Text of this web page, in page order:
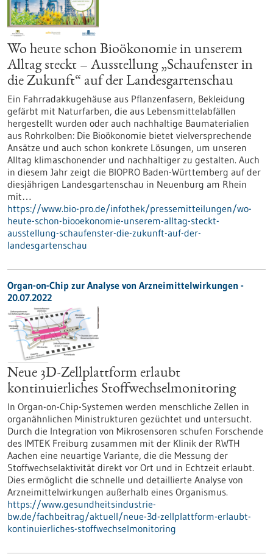
Wo heute schon Bioökonomie in unserem
Alltag steckt – Ausstellung „Schaufenster in
die Zukunft“ auf der Landesgartenschau
Ein Fahrradakkugehäuse aus Pflanzenfasern, Bekleidung
gefärbt mit Naturfarben, die aus Lebensmittelabfällen
hergestellt wurden oder auch nachhaltige Baumaterialien
aus Rohrkolben: Die Bioökonomie bietet vielversprechende
Ansätze und auch schon konkrete Lösungen, um unseren
Alltag klimaschonender und nachhaltiger zu gestalten. Auch
in diesem Jahr zeigt die BIOPRO Baden-Württemberg auf der
diesjährigen Landesgartenschau in Neuenburg am Rhein
mit…
https://www.bio-pro.de/infothek/pressemitteilungen/wo-
heute-schon-biooekonomie-unserem-alltag-steckt-
ausstellung-schaufenster-die-zukunft-auf-der-
landesgartenschau
Organ-on-Chip zur Analyse von Arzneimittelwirkungen -
20.07.2022
Neue 3D-Zellplattform erlaubt
kontinuierliches Stoffwechselmonitoring
In Organ-on-Chip-Systemen werden menschliche Zellen in
organähnlichen Ministrukturen gezüchtet und untersucht.
Durch die Integration von Mikrosensoren schufen Forschende
des IMTEK Freiburg zusammen mit der Klinik der RWTH
Aachen eine neuartige Variante, die die Messung der
Stoffwechselaktivität direkt vor Ort und in Echtzeit erlaubt.
Dies ermöglicht die schnelle und detaillierte Analyse von
Arzneimittelwirkungen außerhalb eines Organismus.
https://www.gesundheitsindustrie-
bw.de/fachbeitrag/aktuell/neue-3d-zellplattform-erlaubt-
kontinuierliches-stoffwechselmonitoring